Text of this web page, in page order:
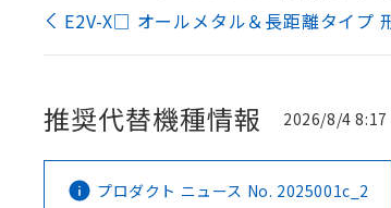
E2V-X□ オールメタル＆長距離タイプ
推奨代替機種情報 2026/8/4 8:17
プロダクト ニュース No. 2025001c_2